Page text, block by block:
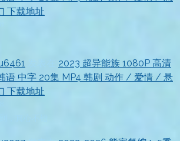
下载地址
2023 超异能族 1080P 高清
语 中字 20集 MP4 韩剧 动作 / 爱情 / 悬
下载地址